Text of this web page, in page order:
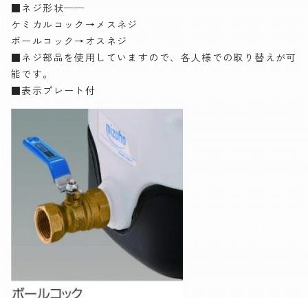
■ネジ形状──
ケミカルコック→メスネジ
ボールコック→オスネジ
■ネジ部品を使用していますので、各人様での取り替えが可
能です。
■表示プレート付